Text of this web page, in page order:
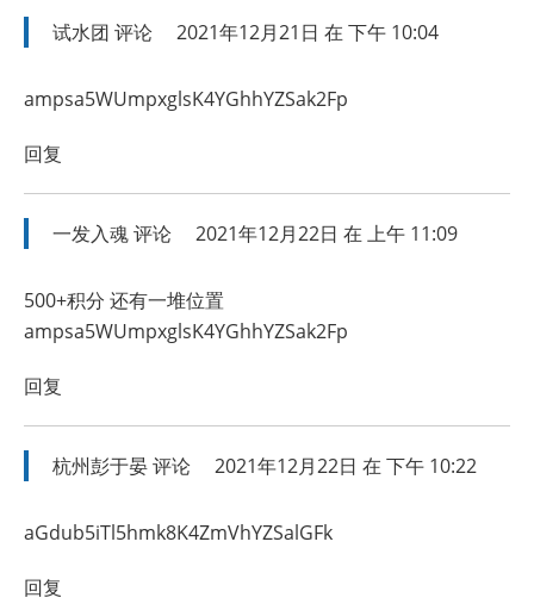
试水团 评论 2021年12月21日 在 下午 10:04
ampsa5WUmpxglsK4YGhhYZSak2Fp
回复
一发入魂评论 2021年12月22日 在 上午 11:09
500+积分 还有一堆位置
ampsa5WUmpxglsK4YGhhYZSak2Fp
回复
杭州彭于晏评论 2021年12月22日 在 下午 10:22
aGdub5iTl5hmk8K4ZmVhYZSalGFk
回复